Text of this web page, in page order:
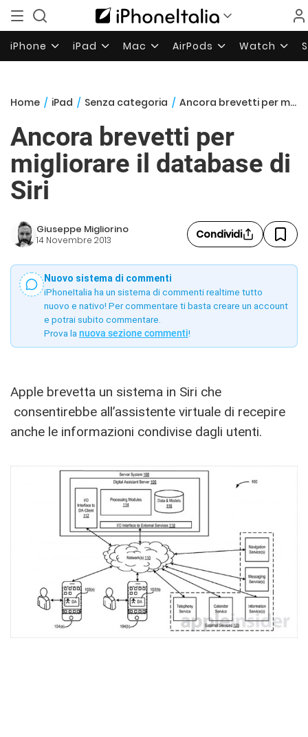
iPhone iPad Mac AirPods Watch
Home / iPad / Senza categoria / Ancora brevetti per migliorare il database di Siri
Ancora brevetti per
migliorare il database di
Siri
Giuseppe Migliorino
14 Novembre 2013 Condividi
Nuovo sistema di commenti
iPhoneItalia ha un sistema di commenti realtime tutto
nuovo e nativo! Per commentare ti basta creare un account
e potrai subito commentare.
Prova la nuova sezione commenti!
Apple brevetta un sistema in Siri che
consentirebbe all’assistente virtuale di recepire
anche le informazioni condivise dagli utenti.